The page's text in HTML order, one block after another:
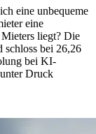
eine unbequeme
eine
liegt? Die
schloss bei 26,26
bei KI-
Druck